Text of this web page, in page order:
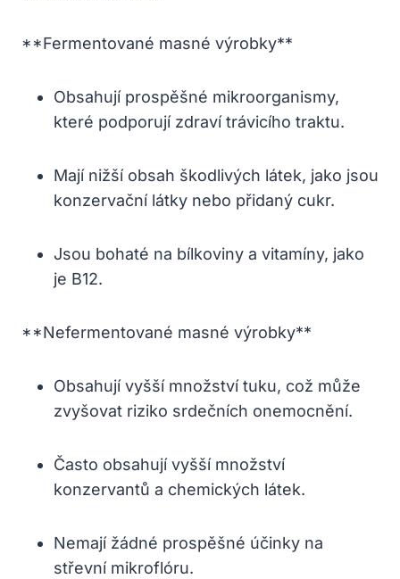
**Fermentované masné výrobky**
Obsahují prospěšné mikroorganismy,
které podporují ⁣zdraví trávicího traktu.
Mají nižší ​obsah škodlivých látek, jako jsou
konzervační látky nebo přidaný cukr.
Jsou bohaté na bílkoviny a vitamíny, jako
je B12.
**Nefermentované masné výrobky**
Obsahují vyšší množství tuku, což⁤ může
‌zvyšovat riziko ​srdečních⁣ onemocnění.
Často​ obsahují⁤ vyšší množství
konzervantů a chemických látek.
Nemají žádné ⁢prospěšné účinky na
střevní mikroflóru.